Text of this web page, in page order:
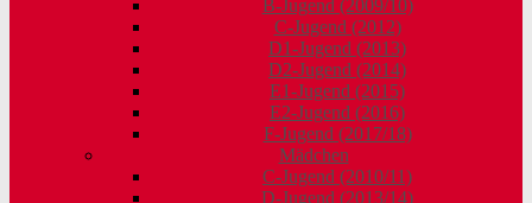
B-Jugend (2009/10)
C-Jugend (2012)
D1-Jugend (2013)
D2-Jugend (2014)
E1-Jugend (2015)
E2-Jugend (2016)
F-Jugend (2017/18)
Mädchen
C-Jugend (2010/11)
D-Jugend (2013/14)